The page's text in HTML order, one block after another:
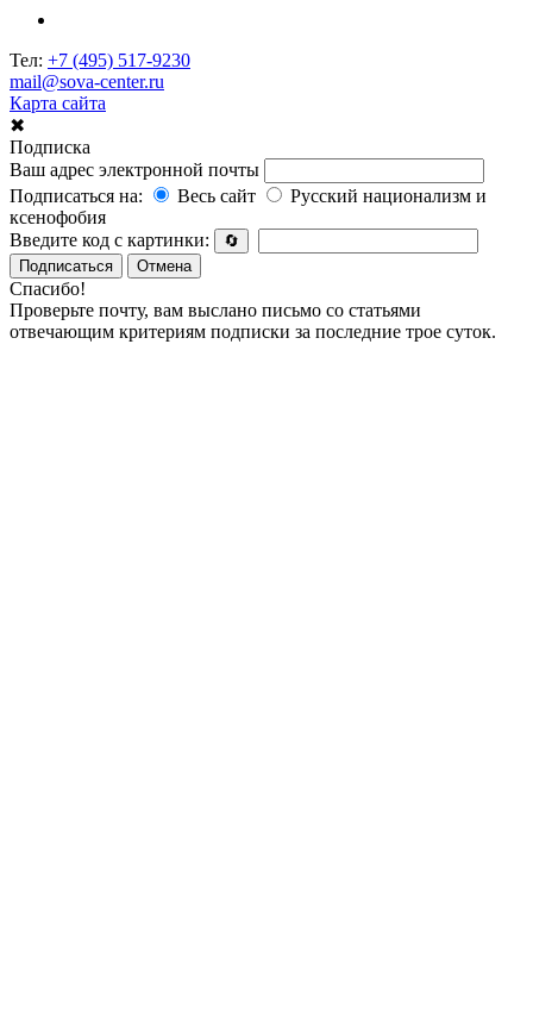
Тел: +7 (495) 517-9230
mail@sova-center.ru
Карта сайта
✖
Подписка
Ваш адрес электронной почты
Подписаться на:
Весь сайт
Русский национализм и
ксенофобия
Введите код с картинки:
🔄
Подписаться
Отмена
Спасибо!
Проверьте почту, вам выслано письмо со статьями
отвечающим критериям подписки за последние трое суток.